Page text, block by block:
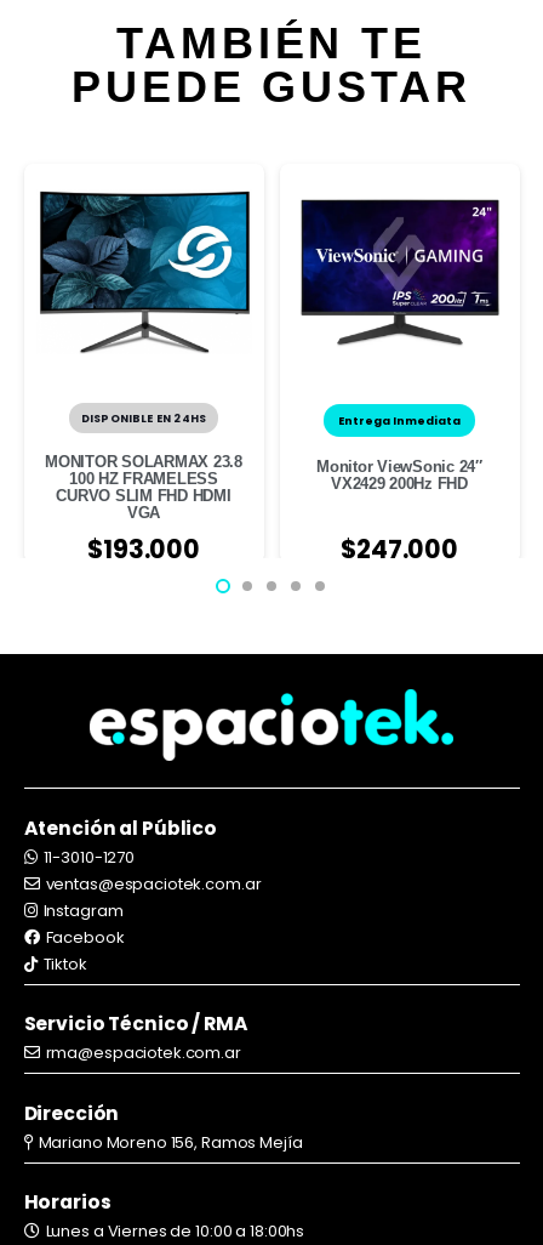
TAMBIÉN TE
PUEDE GUSTAR
DISPONIBLE EN 24HS
MONITOR SOLARMAX 23.8
100 HZ FRAMELESS
CURVO SLIM FHD HDMI
VGA
$193.000
Entrega Inmediata
Monitor ViewSonic 24″
VX2429 200Hz FHD
$247.000
Atención al Público
11-3010-1270
ventas@espaciotek.com.ar
Instagram
Facebook
Tiktok
Servicio Técnico / RMA
rma@espaciotek.com.ar
Dirección
Mariano Moreno 156, Ramos Mejía
Horarios
Lunes a Viernes de 10:00 a 18:00hs